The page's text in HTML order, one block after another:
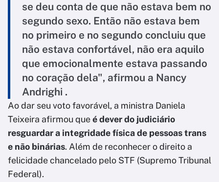
se deu conta de que não estava bem no
segundo sexo. Então não estava bem
no primeiro e no segundo concluiu que
não estava confortável, não era aquilo
que emocionalmente estava passando
no coração dela", afirmou a Nancy
Andrighi .
Ao dar seu voto favorável, a ministra Daniela
Teixeira afirmou queé dever do judiciário
resguardar a integridade física de pessoas trans
e não binárias. Além de reconhecer o direito a
felicidade chancelado pelo STF (Supremo Tribunal
Federal).